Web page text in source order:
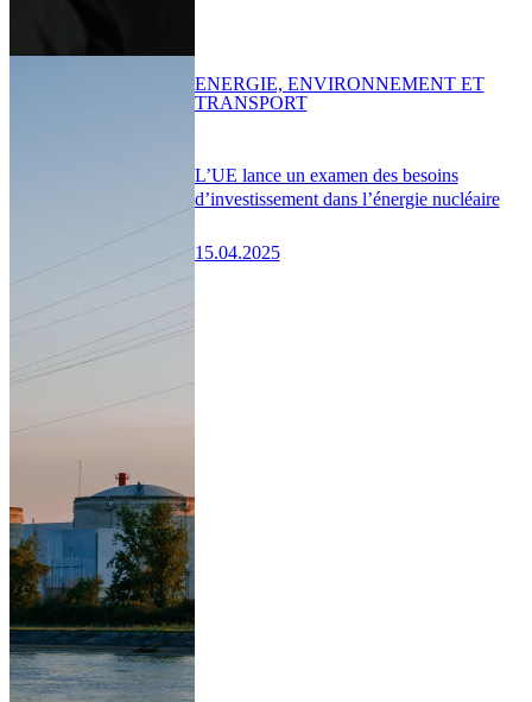
L’UE lance un examen des besoins
d’investissement dans l’énergie nucléaire
15.04.2025
ENERGIE, ENVIRONNEMENT ET
TRANSPORT